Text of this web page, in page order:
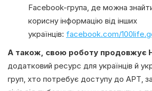
Facebook-група, де можна
корисну інформацію від інших
українців: facebook.com/
А також, свою роботу продовжує
додатковий ресурс для українців й
груп, хто потребує доступу до АРТ,